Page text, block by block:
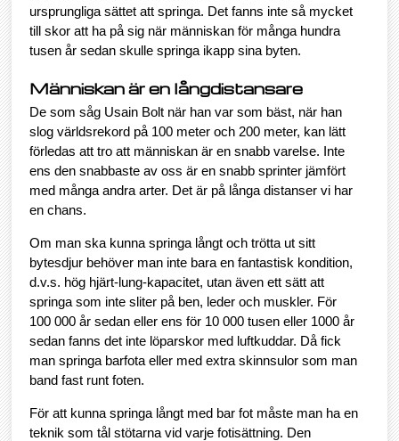
ursprungliga sättet att springa. Det fanns inte så mycket
till skor att ha på sig när människan för många hundra
tusen år sedan skulle springa ikapp sina byten.
Människan är en långdistansare
De som såg Usain Bolt när han var som bäst, när han
slog världsrekord på 100 meter och 200 meter, kan lätt
förledas att tro att människan är en snabb varelse. Inte
ens den snabbaste av oss är en snabb sprinter jämfört
med många andra arter. Det är på långa distanser vi har
en chans.
Om man ska kunna springa långt och trötta ut sitt
bytesdjur behöver man inte bara en fantastisk kondition,
d.v.s. hög hjärt-lung-kapacitet, utan även ett sätt att
springa som inte sliter på ben, leder och muskler. För
100 000 år sedan eller ens för 10 000 tusen eller 1000 år
sedan fanns det inte löparskor med luftkuddar. Då fick
man springa barfota eller med extra skinnsulor som man
band fast runt foten.
För att kunna springa långt med bar fot måste man ha en
teknik som tål stötarna vid varje fotisättning. Den